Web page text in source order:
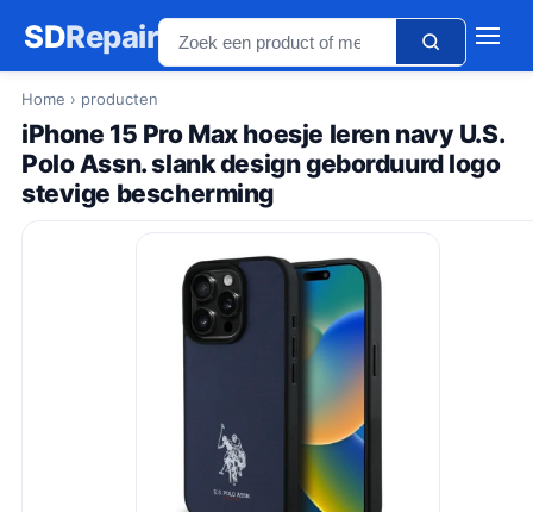
SDRepair
Home › producten
iPhone 15 Pro Max hoesje leren navy U.S.
Polo Assn. slank design geborduurd logo
stevige bescherming